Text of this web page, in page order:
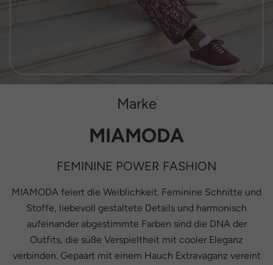
Marke
MIAMODA
FEMININE POWER FASHION
MIAMODA feiert die Weiblichkeit. Feminine Schnitte und
Stoffe, liebevoll gestaltete Details und harmonisch
aufeinander abgestimmte Farben sind die DNA der
Outfits, die süße Verspieltheit mit cooler Eleganz
verbinden. Gepaart mit einem Hauch Extravaganz vereint